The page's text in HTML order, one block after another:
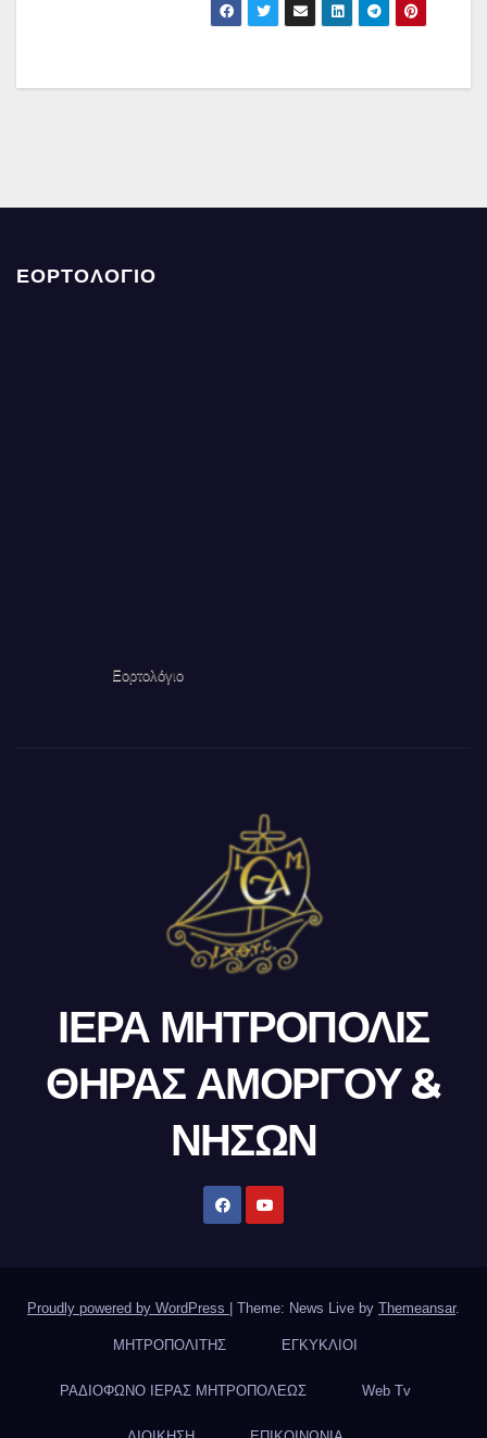
ΕΟΡΤΟΛΟΓΙΟ
Εορτολόγιο
ΙΕΡΑ ΜΗΤΡΟΠΟΛΙΣ
ΘΗΡΑΣ ΑΜΟΡΓΟΥ &
ΝΗΣΩΝ
Proudly powered by WordPress Theme: News Live by Themeansar.
ΜΗΤΡΟΠΟΛΙΤΗΣ ΕΓΚΥΚΛΙΟΙ
ΡΑΔΙΟΦΩΝΟ ΙΕΡΑΣ ΜΗΤΡΟΠΟΛΕΩΣ Web Tv